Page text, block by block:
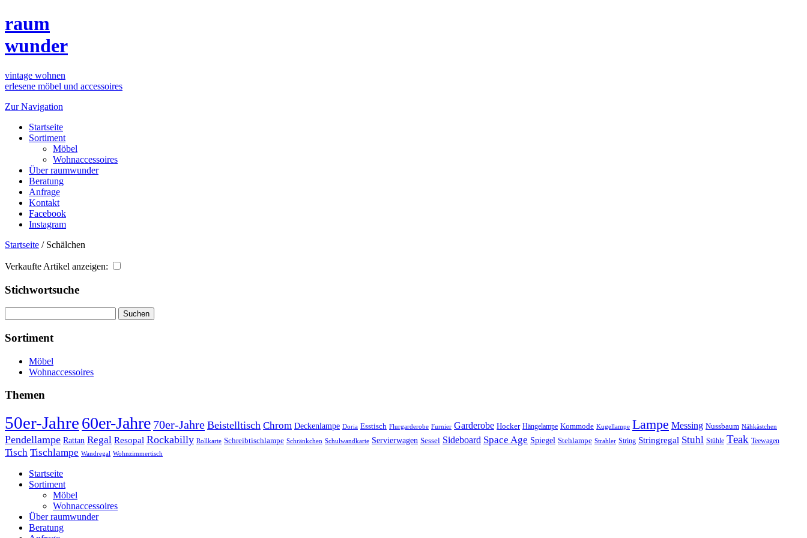
raum
wunder
vintage wohnen
erlesene möbel und accessoires
Zur Navigation
Startseite
Sortiment
Möbel
Wohnaccessoires
Über raumwunder
Beratung
Anfrage
Kontakt
Facebook
Instagram
Startseite / Schälchen
Verkaufte Artikel anzeigen:
Stichwortsuche
nach:
Sortiment
Möbel
Wohnaccessoires
Themen
50er-Jahre60er-Jahre 70er-Jahre Beistelltisch Chrom Deckenlampe Doria Esstisch Flurgarderobe Furnier Garderobe Hocker Hängelampe Kommode Kugellampe Lampe Messing Nussbaum Nähkästchen
Pendellampe Rattan Regal Resopal Rockabilly Rollkarte Schreibtischlampe Schränkchen Schulwandkarte Servierwagen Sessel Sideboard Space Age Spiegel Stehlampe Strahler String Stringregal Stuhl Stühle Teak Teewagen
Tisch Tischlampe Wandregal Wohnzimmertisch
Startseite
Sortiment
Möbel
Wohnaccessoires
Über raumwunder
Beratung